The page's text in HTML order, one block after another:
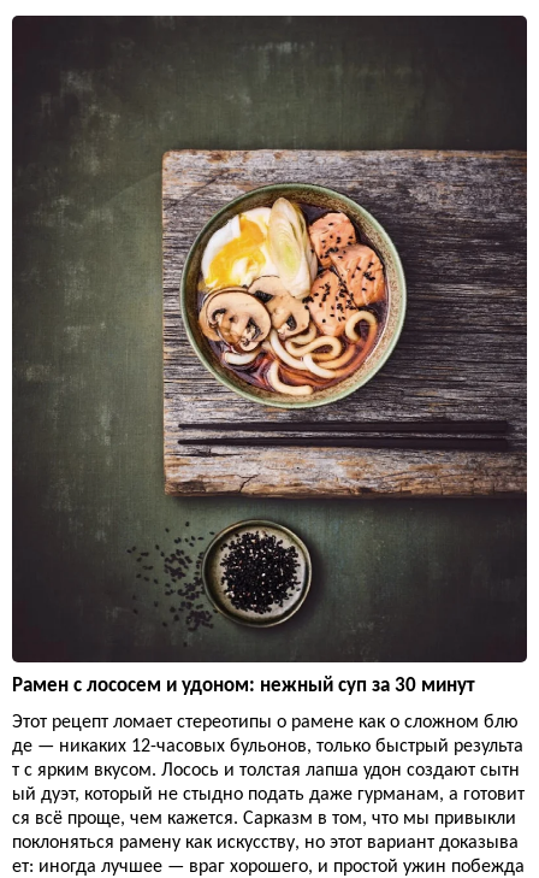
Рамен с лососем и удоном: нежный суп за 30 минут
Этот рецепт ломает стереотипы о рамене как о сложном блю
де — никаких 12-часовых бульонов, только быстрый результа
т с ярким вкусом. Лосось и толстая лапша удон создают сытн
ый дуэт, который не стыдно подать даже гурманам, а готовит
ся всё проще, чем кажется. Сарказм в том, что мы привыкли
поклоняться рамену как искусству, но этот вариант доказыва
ет: иногда лучшее — враг хорошего, и простой ужин побежда